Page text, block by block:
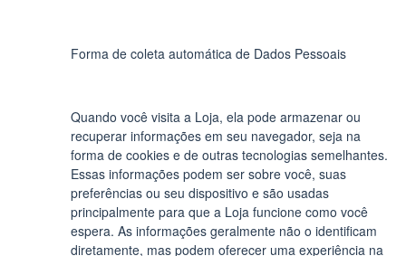
Forma de coleta automática de Dados Pessoais
Quando você visita a Loja, ela pode armazenar ou
recuperar informações em seu navegador, seja na
forma de cookies e de outras tecnologias semelhantes.
Essas informações podem ser sobre você, suas
preferências ou seu dispositivo e são usadas
principalmente para que a Loja funcione como você
espera. As informações geralmente não o identificam
diretamente, mas podem oferecer uma experiência na